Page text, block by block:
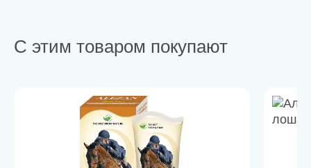
С этим товаром покупают